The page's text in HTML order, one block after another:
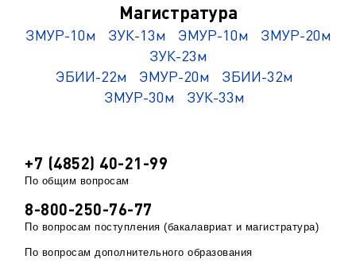
Магистратура
ЗМУР-10м ЗУК-13м ЭМУР-10м
ЗМУР-20м
ЗУК-23м
ЭБИИ-22м
ЭМУР-20м
ЗБИИ-32м
ЗМУР-30м
ЗУК-33м
+7 (4852) 40-21-99
По общим вопросам
8-800-250-76-77
По вопросам поступления (бакалавриат и магистратура)
По вопросам дополнительного образования